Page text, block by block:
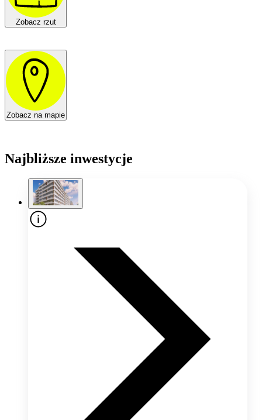
Zobacz rzut
Zobacz na mapie
Najbliższe inwestycje